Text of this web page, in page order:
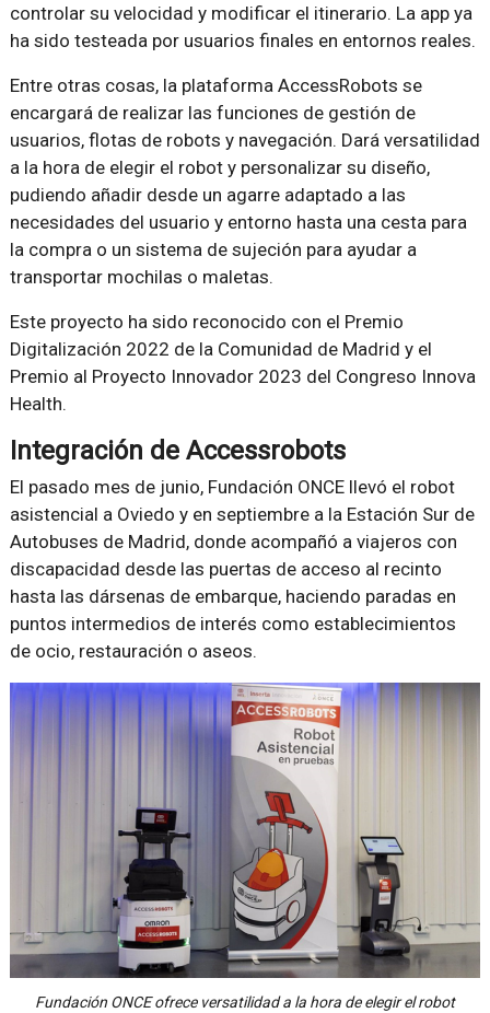
controlar su velocidad y modificar el itinerario. La app ya
ha sido testeada por usuarios finales en entornos reales.
Entre otras cosas, la plataforma AccessRobots se
encargará de realizar las funciones de gestión de
usuarios, flotas de robots y navegación. Dará versatilidad
a la hora de elegir el robot y personalizar su diseño,
pudiendo añadir desde un agarre adaptado a las
necesidades del usuario y entorno hasta una cesta para
la compra o un sistema de sujeción para ayudar a
transportar mochilas o maletas.
Este proyecto ha sido reconocido con el Premio
Digitalización 2022 de la Comunidad de Madrid y el
Premio al Proyecto Innovador 2023 del Congreso Innova
Health.
Integración de Accessrobots
El pasado mes de junio, Fundación ONCE llevó el robot
asistencial a Oviedo y en septiembre a la Estación Sur de
Autobuses de Madrid, donde acompañó a viajeros con
discapacidad desde las puertas de acceso al recinto
hasta las dársenas de embarque, haciendo paradas en
puntos intermedios de interés como establecimientos
de ocio, restauración o aseos.
Fundación ONCE ofrece versatilidad a la hora de elegir el robot